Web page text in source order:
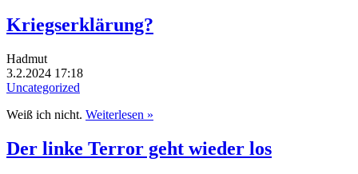
Kriegserklärung?
Hadmut
3.2.2024 17:18
Uncategorized
Weiß ich nicht. Weiterlesen »
Der linke Terror geht wieder los